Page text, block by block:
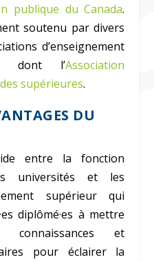
publique du Canada.
soutenu par divers
d’enseignement
dont l’Association
supérieures.
DU
entre la fonction
universités et les
supérieur qui
diplômé·es à mettre
et
pour éclairer la